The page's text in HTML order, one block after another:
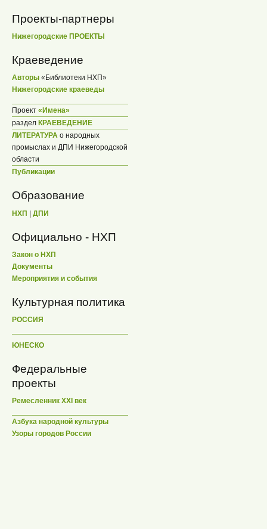
Проекты-партнеры
Нижегородские ПРОЕКТЫ
Краеведение
Авторы «Библиотеки НХП»
Нижегородские краеведы
Проект «Имена»
раздел КРАЕВЕДЕНИЕ
ЛИТЕРАТУРА о народных
промыслах и ДПИ Нижегородской
области
Публикации
Образование
НХП | ДПИ
Официально - НХП
Закон о НХП
Документы
Мероприятия и события
Культурная политика
РОССИЯ
ЮНЕСКО
Федеральные
проекты
Ремесленник XXI век
Азбука народной культуры
Узоры городов России